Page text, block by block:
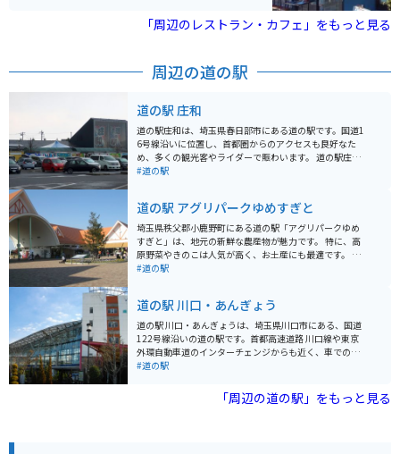
部・夜の部となっており、昼営業は14:30で終了となる
タンプラリーは2024年3月7日まで）。
「周辺のレストラン・カフェ」をもっと見る
周辺の道の駅
道の駅 庄和
道の駅庄和は、埼玉県春日部市にある道の駅です。国道1
6号線沿いに位置し、首都圏からのアクセスも良好なた
め、多くの観光客やライダーで賑わいます。 道の駅庄和
の魅力は、なんといっても地元の新鮮な農産物が手に入
楽しくなります。特に、春日部市特産の梨は、みずみず
しく濃厚な甘さで人気です。 また、道の駅庄和には、地
元食材をふんだんに使ったレストランもあります。手打
ちうどんや蕎麦、新鮮野菜を使った定食など、どれも絶
品です。ライダーの方には、ボリューム満点のメニュー
けぼの山農業公園は、四季折々の花が楽しめる公園で、
特に春には、一面に広がるポピー畑が見事です。首都圏
外郭放水路は、地下に建設された巨大な放水路で、その
スケールの大きさに圧倒されること間違いなしです。 道
の駅庄和は、休憩スポットとしてだけでなく、観光拠点
としても最適な場所です。ぜひ一度、訪れてみて下さ
#道の駅
道の駅 アグリパークゆめすぎと
埼玉県秩父郡小鹿野町にある道の駅「アグリパークゆめ
すぎと」は、地元の新鮮な農産物が魅力です。 特に、高
原野菜やきのこは人気が高く、お土産にも最適です。 併
設のレストランでは、地元食材を使った料理を楽しむこ
できる国道299号線沿いに位置しているため、ツーリン
グの休憩スポットとしても最適です。 周辺には、長瀞渓
谷や三峰神社などの観光スポットもあり、自然豊かな景
色を楽しむことができます。
#道の駅
道の駅 川口・あんぎょう
道の駅 川口・あんぎょうは、埼玉県川口市にある、国道
122号線沿いの道の駅です。首都高速道路 川口線や東京
外環自動車道のインターチェンジからも近く、車でのア
クセスが良好です。 地元農産物の直売所では、新鮮な野
産品である「川口鋳物」を使用した鍋やフライパンなど
の調理器具も販売しており、お土産に最適です。 また、
#道の駅
「周辺の道の駅」をもっと見る